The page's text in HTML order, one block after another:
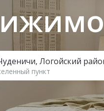
Логойский
пункт